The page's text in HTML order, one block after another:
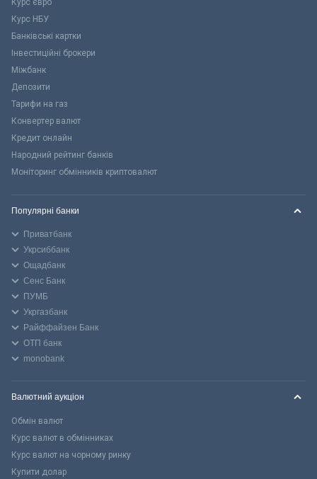
Курс НБУ
Банківські картки
Інвестиційні брокери
Міжбанк
Депозити
Тарифи на газ
Конвертер валют
Кредит онлайн
Народний рейтинг банків
Моніторинг обмінників криптовалют
Популярні банки
Приватбанк
Укрсиббанк
Ощадбанк
Сенс Банк
ПУМБ
Укргазбанк
Райффайзен Банк
ОТП банк
monobank
Валютний аукціон
Обмін валют
Курс валют в обмінниках
Курс валют на чорному ринку
Купити долар